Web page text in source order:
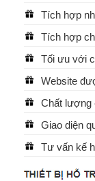
Tích hợp
Tích hợp
Tối ưu với
Website
Chất lượng
Giao diện
Tư vấn kế